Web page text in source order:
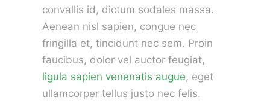
convallis id, dictum sodales massa.
Aenean nisl sapien, congue nec
fringilla et, tincidunt nec sem. Proin
faucibus, dolor vel auctor feugiat,
ligula sapien venenatis augue, eget
ullamcorper tellus justo nec felis.